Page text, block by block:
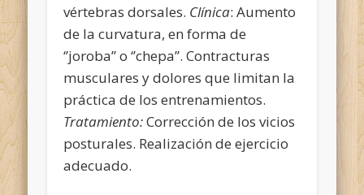
vértebras dorsales. Clínica: Aumento
de la curvatura, en forma de
‘’joroba’’ o ‘’chepa’’. Contracturas
musculares y dolores que limitan la
práctica de los entrenamientos.
Tratamiento:Corrección de los vicios
posturales. Realización de ejercicio
adecuado.